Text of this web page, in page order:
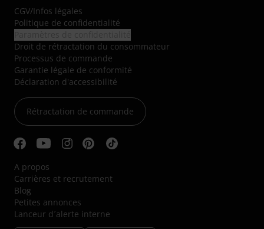
CGV/Infos légales
Politique de confidentialité
Droit de rétractation du consommateur
Processus de commande
Garantie légale de conformité
Déclaration d'accessibilité
Rétractation de commande
A propos
Carrières et recrutement
Blog
Petites annonces
Lanceur d´alerte interne